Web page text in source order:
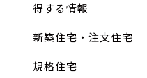
得する情報
新築住宅・注文住宅
規格住宅